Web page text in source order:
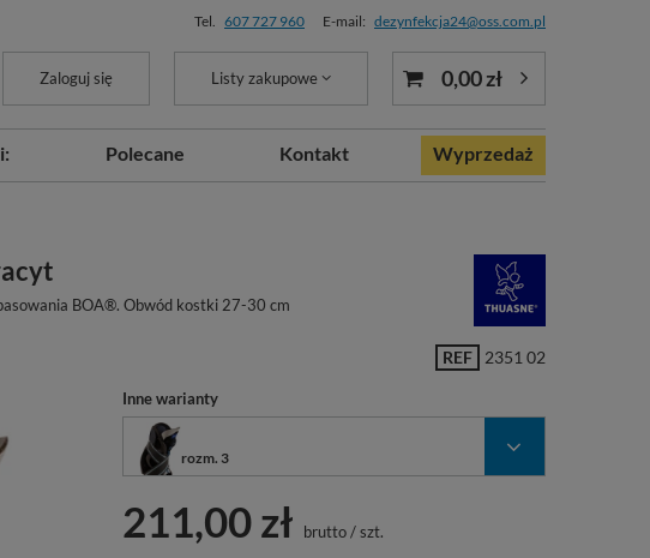
Tel. 607 727 960 E-mail: dezynfekcja24@oss.com.pl
Zaloguj się Listy zakupowe 0,00 zł
Polecane Kontakt Wyprzedaż
BOA®. Obwód kostki 27-30 cm
REF 2351 02
Inne warianty
rozm. 3
211,00 zł brutto/szt.